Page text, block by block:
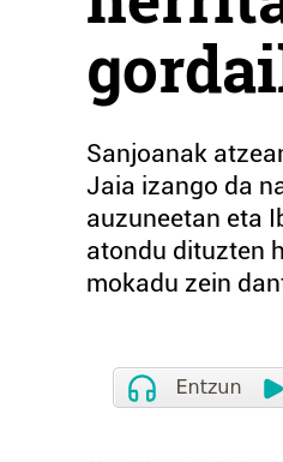
Sanjoanak
Jaia izango da
auzuneetan eta
atondu dituzten
mokadu zein